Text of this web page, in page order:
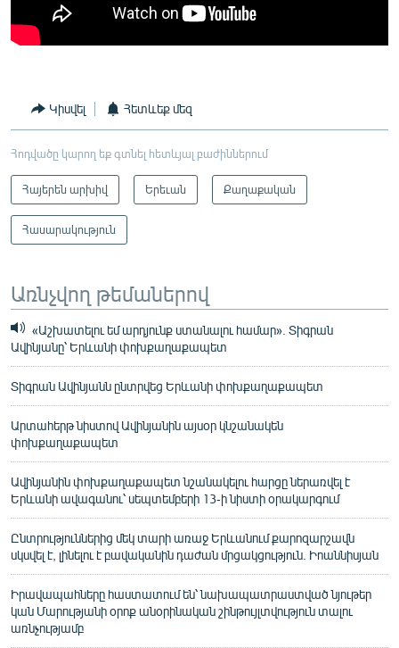
Կիսվել Հետևեք մեզ
Հոդվածը կարող եք գտնել հետևյալ բաժիններում
Հայերեն արխիվ Երեւան Քաղաքական
Հասարակություն
Առնչվող թեմաներով
«Աշխատելու եմ արդյունք ստանալու համար». Տիգրան
Ավինյանը՝ Երևանի փոխքաղաքապետ
Տիգրան Ավինյանն ընտրվեց Երևանի փոխքաղաքապետ
Արտահերթ նիստով Ավինյանին այսօր կնշանակեն
փոխքաղաքապետ
Ավինյանին փոխքաղաքապետ նշանակելու հարցը ներառվել է
Երևանի ավագանու՝ սեպտեմբերի 13-ի նիստի օրակարգում
Ընտրություններից մեկ տարի առաջ Երևանում քարոզարշավն
սկսվել է, լինելու է բավականին դաժան մրցակցություն. Իոաննիսյան
Իրավապահները հաստատում են՝ նախապատրաստված նյութեր
կան Մարությանի օրոք անօրինական շինթույլտվություն տալու
առնչությամբ